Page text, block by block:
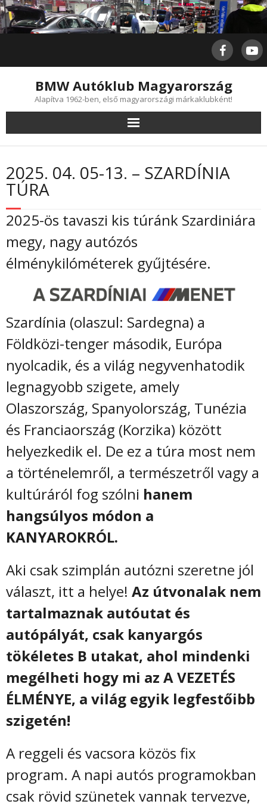
Skip
to
content
BMW Autóklub Magyarország
Alapítva 1962-ben, első magyarországi márkaklubként!
2025. 04. 05-13. – SZARDÍNIA
TÚRA
2025-ös tavaszi kis túránk Szardiniára
megy, nagy autózós
élménykilóméterek gyűjtésére.
Szardínia (olaszul: Sardegna) a
Földközi-tenger második, Európa
nyolcadik, és a világ negyvenhatodik
legnagyobb szigete, amely
Olaszország, Spanyolország, Tunézia
és Franciaország (Korzika) között
helyezkedik el. De ez a túra most nem
a történelemről, a természetről vagy a
kultúráról fog szólni hanem
hangsúlyos módon a
KANYAROKRÓL.
Aki csak szimplán autózni szeretne jól
választ, itt a helye! Az útvonalak nem
tartalmaznak autóutat és
autópályát, csak kanyargós
tökéletes B utakat, ahol mindenki
megélheti hogy mi az A VEZETÉS
ÉLMÉNYE, a világ egyik legfestőibb
szigetén!
A reggeli és vacsora közös fix
program. A napi autós programokban
csak rövid szünetek vannak tervezve,